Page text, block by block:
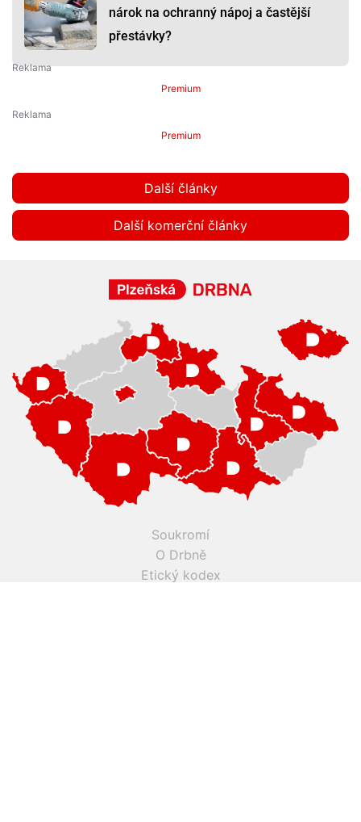
nárok na ochranný nápoj a častější
přestávky?
Premium
Premium
Další články
Další komerční články
Soukromí
O Drbně
Etický kodex